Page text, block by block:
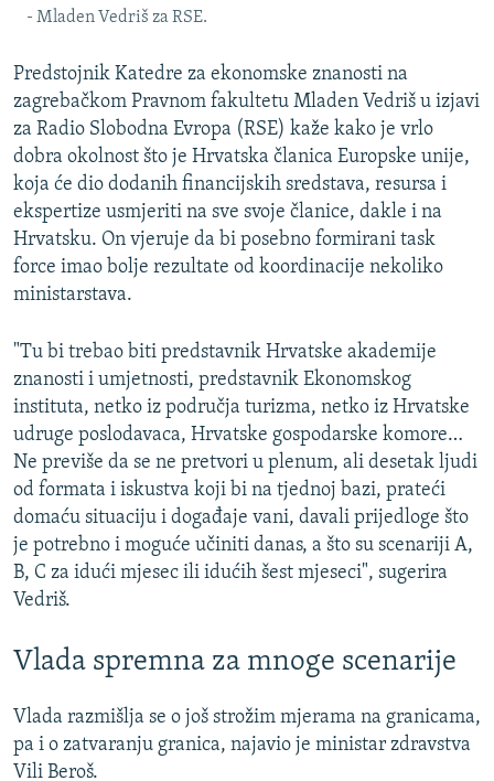
- Mladen Vedriš za RSE.
Predstojnik Katedre za ekonomske znanosti na
zagrebačkom Pravnom fakultetu Mladen Vedriš u izjavi
za Radio Slobodna Evropa (RSE) kaže kako je vrlo
dobra okolnost što je Hrvatska članica Europske unije,
koja će dio dodanih financijskih sredstava, resursa i
ekspertize usmjeriti na sve svoje članice, dakle i na
Hrvatsku. On vjeruje da bi posebno formirani task
force imao bolje rezultate od koordinacije nekoliko
ministarstava.
"Tu bi trebao biti predstavnik Hrvatske akademije
znanosti i umjetnosti, predstavnik Ekonomskog
instituta, netko iz područja turizma, netko iz Hrvatske
udruge poslodavaca, Hrvatske gospodarske komore…
Ne previše da se ne pretvori u plenum, ali desetak ljudi
od formata i iskustva koji bi na tjednoj bazi, prateći
domaću situaciju i događaje vani, davali prijedloge što
je potrebno i moguće učiniti danas, a što su scenariji A,
B, C za idući mjesec ili idućih šest mjeseci", sugerira
Vedriš.
Vlada spremna za mnoge scenarije
Vlada razmišlja se o još strožim mjerama na granicama,
pa i o zatvaranju granica, najavio je ministar zdravstva
Vili Beroš.